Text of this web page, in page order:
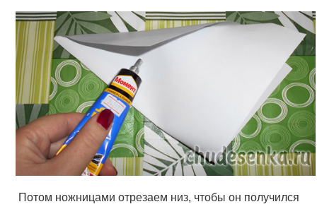
Потом ножницами отрезаем низ, чтобы он получился